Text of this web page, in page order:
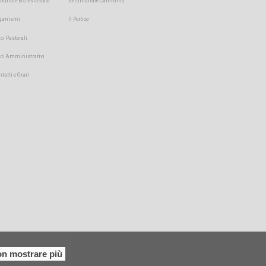
mostrare più
Pastorali
Amministrativi
e Orari
Il Portico